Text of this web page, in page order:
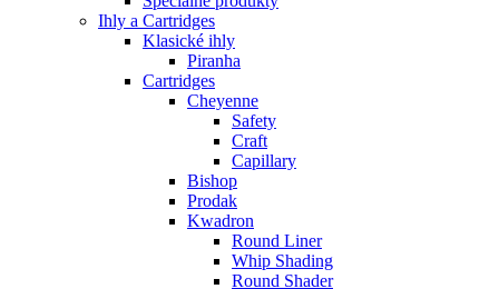
Ihly a Cartridges
Klasické ihly
Piranha
Cartridges
Cheyenne
Safety
Craft
Capillary
Bishop
Prodak
Kwadron
Round Liner
Whip Shading
Round Shader